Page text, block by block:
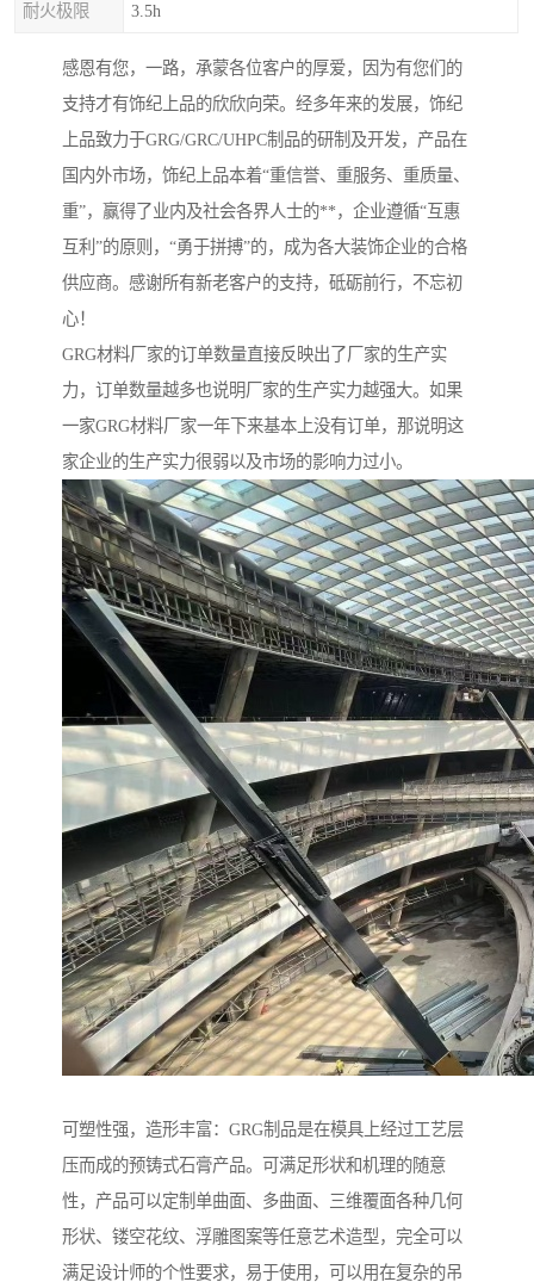
耐火极限 3.5h
感恩有您，一路，承蒙各位客户的厚爱，因为有您们的
支持才有饰纪上品的欣欣向荣。经多年来的发展，饰纪
上品致力于GRG/GRC/UHPC制品的研制及开发，产品在
国内外市场，饰纪上品本着“重信誉、重服务、重质量、
重”，赢得了业内及社会各界人士的**，企业遵循“互惠
互利”的原则，“勇于拼搏”的，成为各大装饰企业的合格
供应商。感谢所有新老客户的支持，砥砺前行，不忘初
心！
GRG材料厂家的订单数量直接反映出了厂家的生产实
力，订单数量越多也说明厂家的生产实力越强大。如果
一家GRG材料厂家一年下来基本上没有订单，那说明这
家企业的生产实力很弱以及市场的影响力过小。
可塑性强，造形丰富：GRG制品是在模具上经过工艺层
压而成的预铸式石膏产品。可满足形状和机理的随意
性，产品可以定制单曲面、多曲面、三维覆面各种几何
形状、镂空花纹、浮雕图案等任意艺术造型，完全可以
满足设计师的个性要求，易于使用，可以用在复杂的吊